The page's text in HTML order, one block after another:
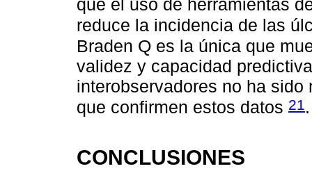
que el uso de herramientas
reduce la incidencia de las
Braden Q es la única que
validez y capacidad
interobservadores no ha
que confirmen estos datos 21.
CONCLUSIONES